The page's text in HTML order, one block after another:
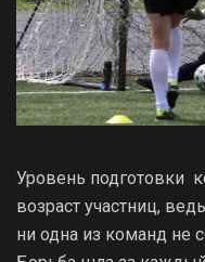
Уровень подготовки
возраст участниц,
ни одна из команд не